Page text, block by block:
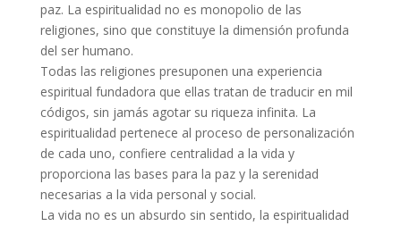
paz. La espiritualidad no es monopolio de las
religiones, sino que constituye la dimensión profunda
del ser humano.
Todas las religiones presuponen una experiencia
espiritual fundadora que ellas tratan de traducir en mil
códigos, sin jamás agotar su riqueza infinita. La
espiritualidad pertenece al proceso de personalización
de cada uno, confiere centralidad a la vida y
proporciona las bases para la paz y la serenidad
necesarias a la vida personal y social.
La vida no es un absurdo sin sentido, la espiritualidad